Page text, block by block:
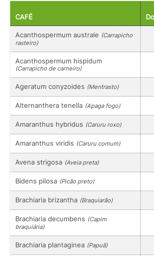
CAFÉ
Acanthospermum australe (Carrapicho
rasteiro)
Acanthospermum hispidum
(Carrapicho de carneiro)
Ageratum conyzoides (Mentrasto)
Alternanthera tenella (Apaga fogo)
Amaranthus hybridus (Caruru roxo)
Amaranthus viridis (Caruru comum)
Avena strigosa (Aveia preta)
Bidens pilosa (Picão preto)
Brachiaria brizantha (Braquiarão)
Brachiaria decumbens (Capim
braquiária)
Brachiaria plantaginea (Papuã)